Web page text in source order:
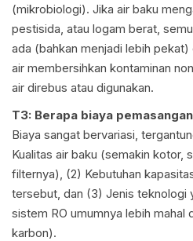
(mikrobiologi). Jika air baku
pestisida, atau logam berat,
ada (bahkan menjadi lebih
air membersihkan kontaminan
air direbus atau digunakan.
T3: Berapa biaya
Biaya sangat bervariasi,
Kualitas air baku (semakin kotor,
filternya), (2) Kebutuhan
tersebut, dan (3) Jenis teknologi
sistem RO umumnya lebih mahal
karbon).